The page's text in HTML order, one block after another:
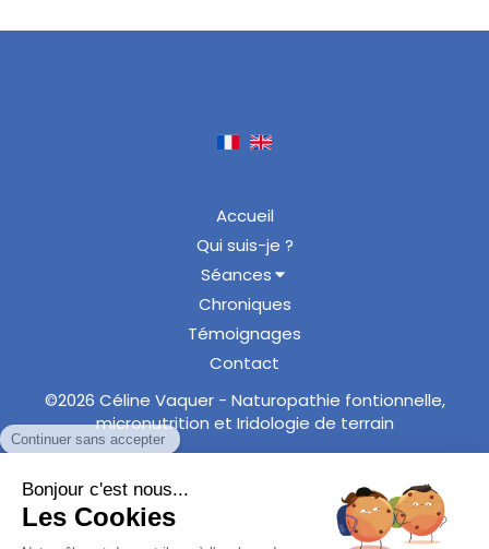
Accueil
Qui suis-je ?
Séances
Chroniques
Témoignages
Contact
©2026 Céline Vaquer - Naturopathie fontionnelle,
micronutrition et Iridologie de terrain